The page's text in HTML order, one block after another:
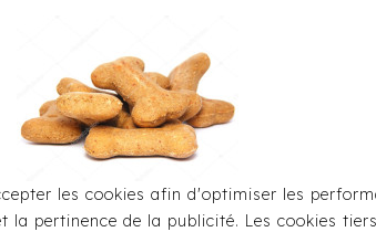
PET ID TAG TOILETTAGE
les cookies afin d'optimiser les
la pertinence de la publicité. Les cookies